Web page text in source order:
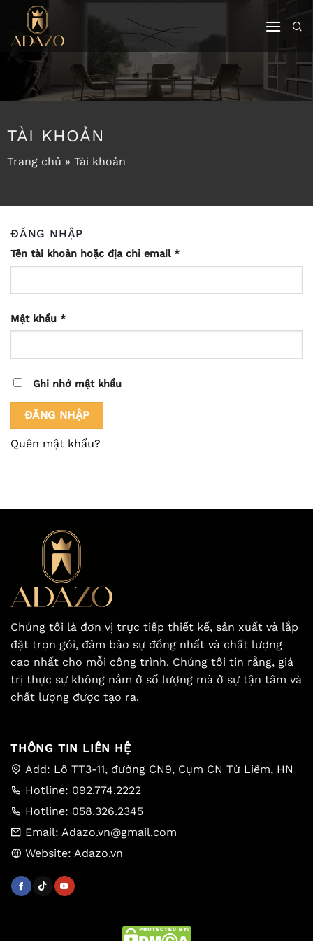
nội
TÀI KHOẢN
Trang chủ » Tài khoản
ĐĂNG NHẬP
Tên tài khoản hoặc địa chỉ email *Bắt
buộc
Mật khẩu *Bắt
buộc
Ghi nhớ mật khẩu
ĐĂNG NHẬP
Quên mật khẩu?
Chúng tôi là đơn vị trực tiếp thiết kế, sản xuất và lắp
đặt trọn gói, đảm bảo sự đồng nhất và chất lượng
cao nhất cho mỗi công trình. Chúng tôi tin rằng, giá
trị thực sự không nằm ở số lượng mà ở sự tận tâm và
chất lượng được tạo ra.
THÔNG TIN LIÊN HỆ
Add: Lô TT3-11, đường CN9, Cụm CN Từ Liêm, HN
Hotline: 092.774.2222
Hotline: 058.326.2345
Email: Adazo.vn@gmail.com
Website: Adazo.vn